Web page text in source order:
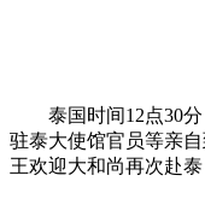
泰国时间12点30分
驻泰大使馆官员等亲
王欢迎大和尚再次赴